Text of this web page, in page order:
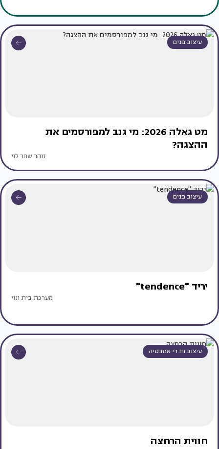
עיצוב פנים
מט גאלה 2026: מי גנב למפורסמים את
ההצגה?
זוהר שחר לוי
עיצוב פנים
יריד "tendence"
מערכת בית ונוי
עיצוב חדרי אמבטיה
חווית הרחצה